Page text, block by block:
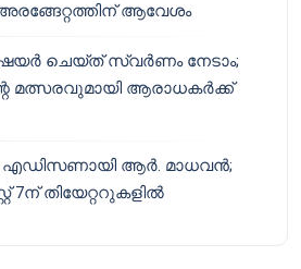
ആവേശം
ചെയ്‌ത് സ്വർണം നേടാം;
മത്സരവുമായി ആരാധകർക്ക്
ആർ. മാധവൻ;
7ന് തിയേറ്ററുകളിൽ